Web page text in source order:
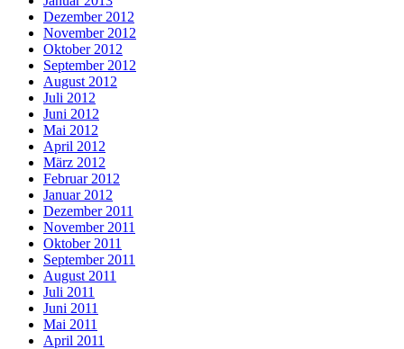
Dezember 2012
November 2012
Oktober 2012
September 2012
August 2012
Juli 2012
Juni 2012
Mai 2012
April 2012
März 2012
Februar 2012
Januar 2012
Dezember 2011
November 2011
Oktober 2011
September 2011
August 2011
Juli 2011
Juni 2011
Mai 2011
April 2011